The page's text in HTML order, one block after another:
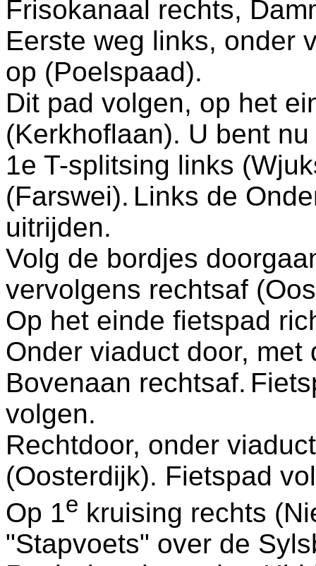
Frisokanaal rechts,
Eerste weg links, onder
op (Poelspaad).
Dit pad volgen, op het
(Kerkhoflaan). U bent
1e T-splitsing links
(Farswei). Links de
uitrijden.
Volg de bordjes
vervolgens rechtsaf
Op het einde fietspad
Onder viaduct door,
Bovenaan rechtsaf.
volgen.
Rechtdoor, onder
(Oosterdijk). Fietspad
Op 1e kruising rechts
"Stapvoets" over de